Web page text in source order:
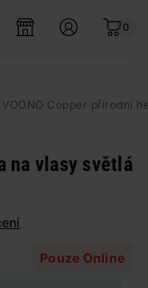
0
VOONO Copper přírodní
na vlasy světlá
Pouze Online